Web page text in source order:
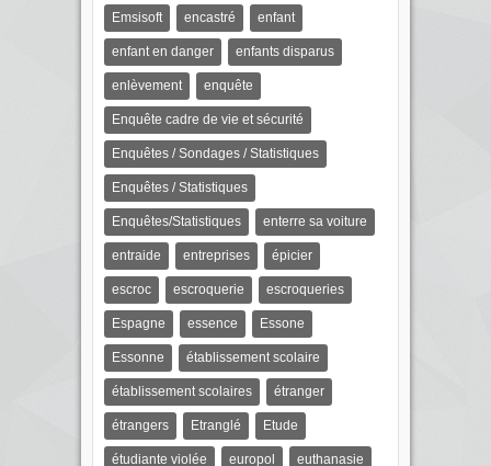
Emsisoft encastré enfant
enfant en danger enfants disparus
enlèvement enquête
Enquête cadre de vie et sécurité
Enquêtes / Sondages / Statistiques
Enquêtes / Statistiques
Enquêtes/Statistiques enterre sa voiture
entraide entreprises épicier
escroc escroquerie escroqueries
Espagne essence Essone
Essonne établissement scolaire
établissement scolaires étranger
étrangers Etranglé Etude
étudiante violée europol euthanasie